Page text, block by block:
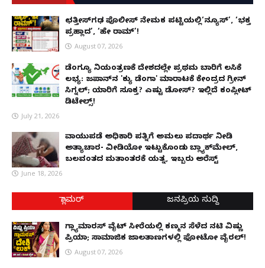
ಛತ್ತೀಸ್‌ಗಢ ಪೊಲೀಸ್ ನೇಮಕ ಪಟ್ಟಿಯಲ್ಲಿ‘ನ್ಯೂಸ್’, ‘ಭಕ್ತ
ಪ್ರಹ್ಲಾದ’, ‘ಹೇ ರಾಮ್’!
August 07, 2026
ಡೆಂಗ್ಯೂ ನಿಯಂತ್ರಣಕ್ಕೆ ದೇಶದಲ್ಲೇ ಪ್ರಥಮ ಬಾರಿಗೆ ಲಸಿಕೆ
ಲಭ್ಯ: ಜಪಾನ್‌ನ 'ಕ್ಯು ಡೆಂಗಾ' ಮಾರಾಟಕ್ಕೆ ಕೇಂದ್ರದ ಗ್ರೀನ್
ಸಿಗ್ನಲ್; ಯಾರಿಗೆ ಸೂಕ್ತ? ಎಷ್ಟು ಡೋಸ್? ಇಲ್ಲಿದೆ ಕಂಪ್ಲೀಟ್
ಡಿಟೇಲ್ಸ್!
July 21, 2026
ವಾಯುಪಡೆ ಅಧಿಕಾರಿ ಪತ್ನಿಗೆ ಅಮಲು ಪದಾರ್ಥ ನೀಡಿ
ಅತ್ಯಾಚಾರ- ವೀಡಿಯೋ ಇಟ್ಟುಕೊಂಡು ಬ್ಲ್ಯಾಕ್‌ಮೇಲ್,
ಬಲವಂತದ ಮತಾಂತರಕ್ಕೆ ಯತ್ನ, ಇಬ್ಬರು ಅರೆಸ್ಟ್
June 18, 2026
ಗ್ಲಾಮರ್ ಜನಪ್ರಿಯ ಸುದ್ದಿ
ಗ್ಲ್ಯಾಮಾರಸ್ ವೈಟ್‌ ಸೀರೆಯಲ್ಲಿ ಕಣ್ಮನ ಸೆಳೆದ ನಟಿ ವಿಷ್ಣು
ಪ್ರಿಯಾ; ಸಾಮಾಜಿಕ ಜಾಲತಾಣಗಳಲ್ಲಿ ಫೋಟೋ ವೈರಲ್!
August 07, 2026